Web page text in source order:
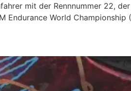
mit der Rennnummer 22,
Endurance World